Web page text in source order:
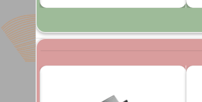
17,000,000 ₫. là:
9,950,000 ₫.